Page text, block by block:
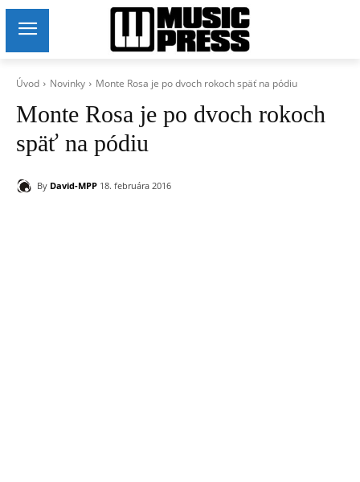
Úvod Novinky Monte Rosa je po dvoch rokoch späť na pódiu
Monte Rosa je po dvoch rokoch
späť na pódiu
By David-MPP 18. februára 2016